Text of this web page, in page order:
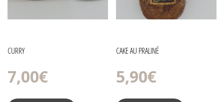
CURRY
7,00€
CAKE AU PRALINÉ
5,90€